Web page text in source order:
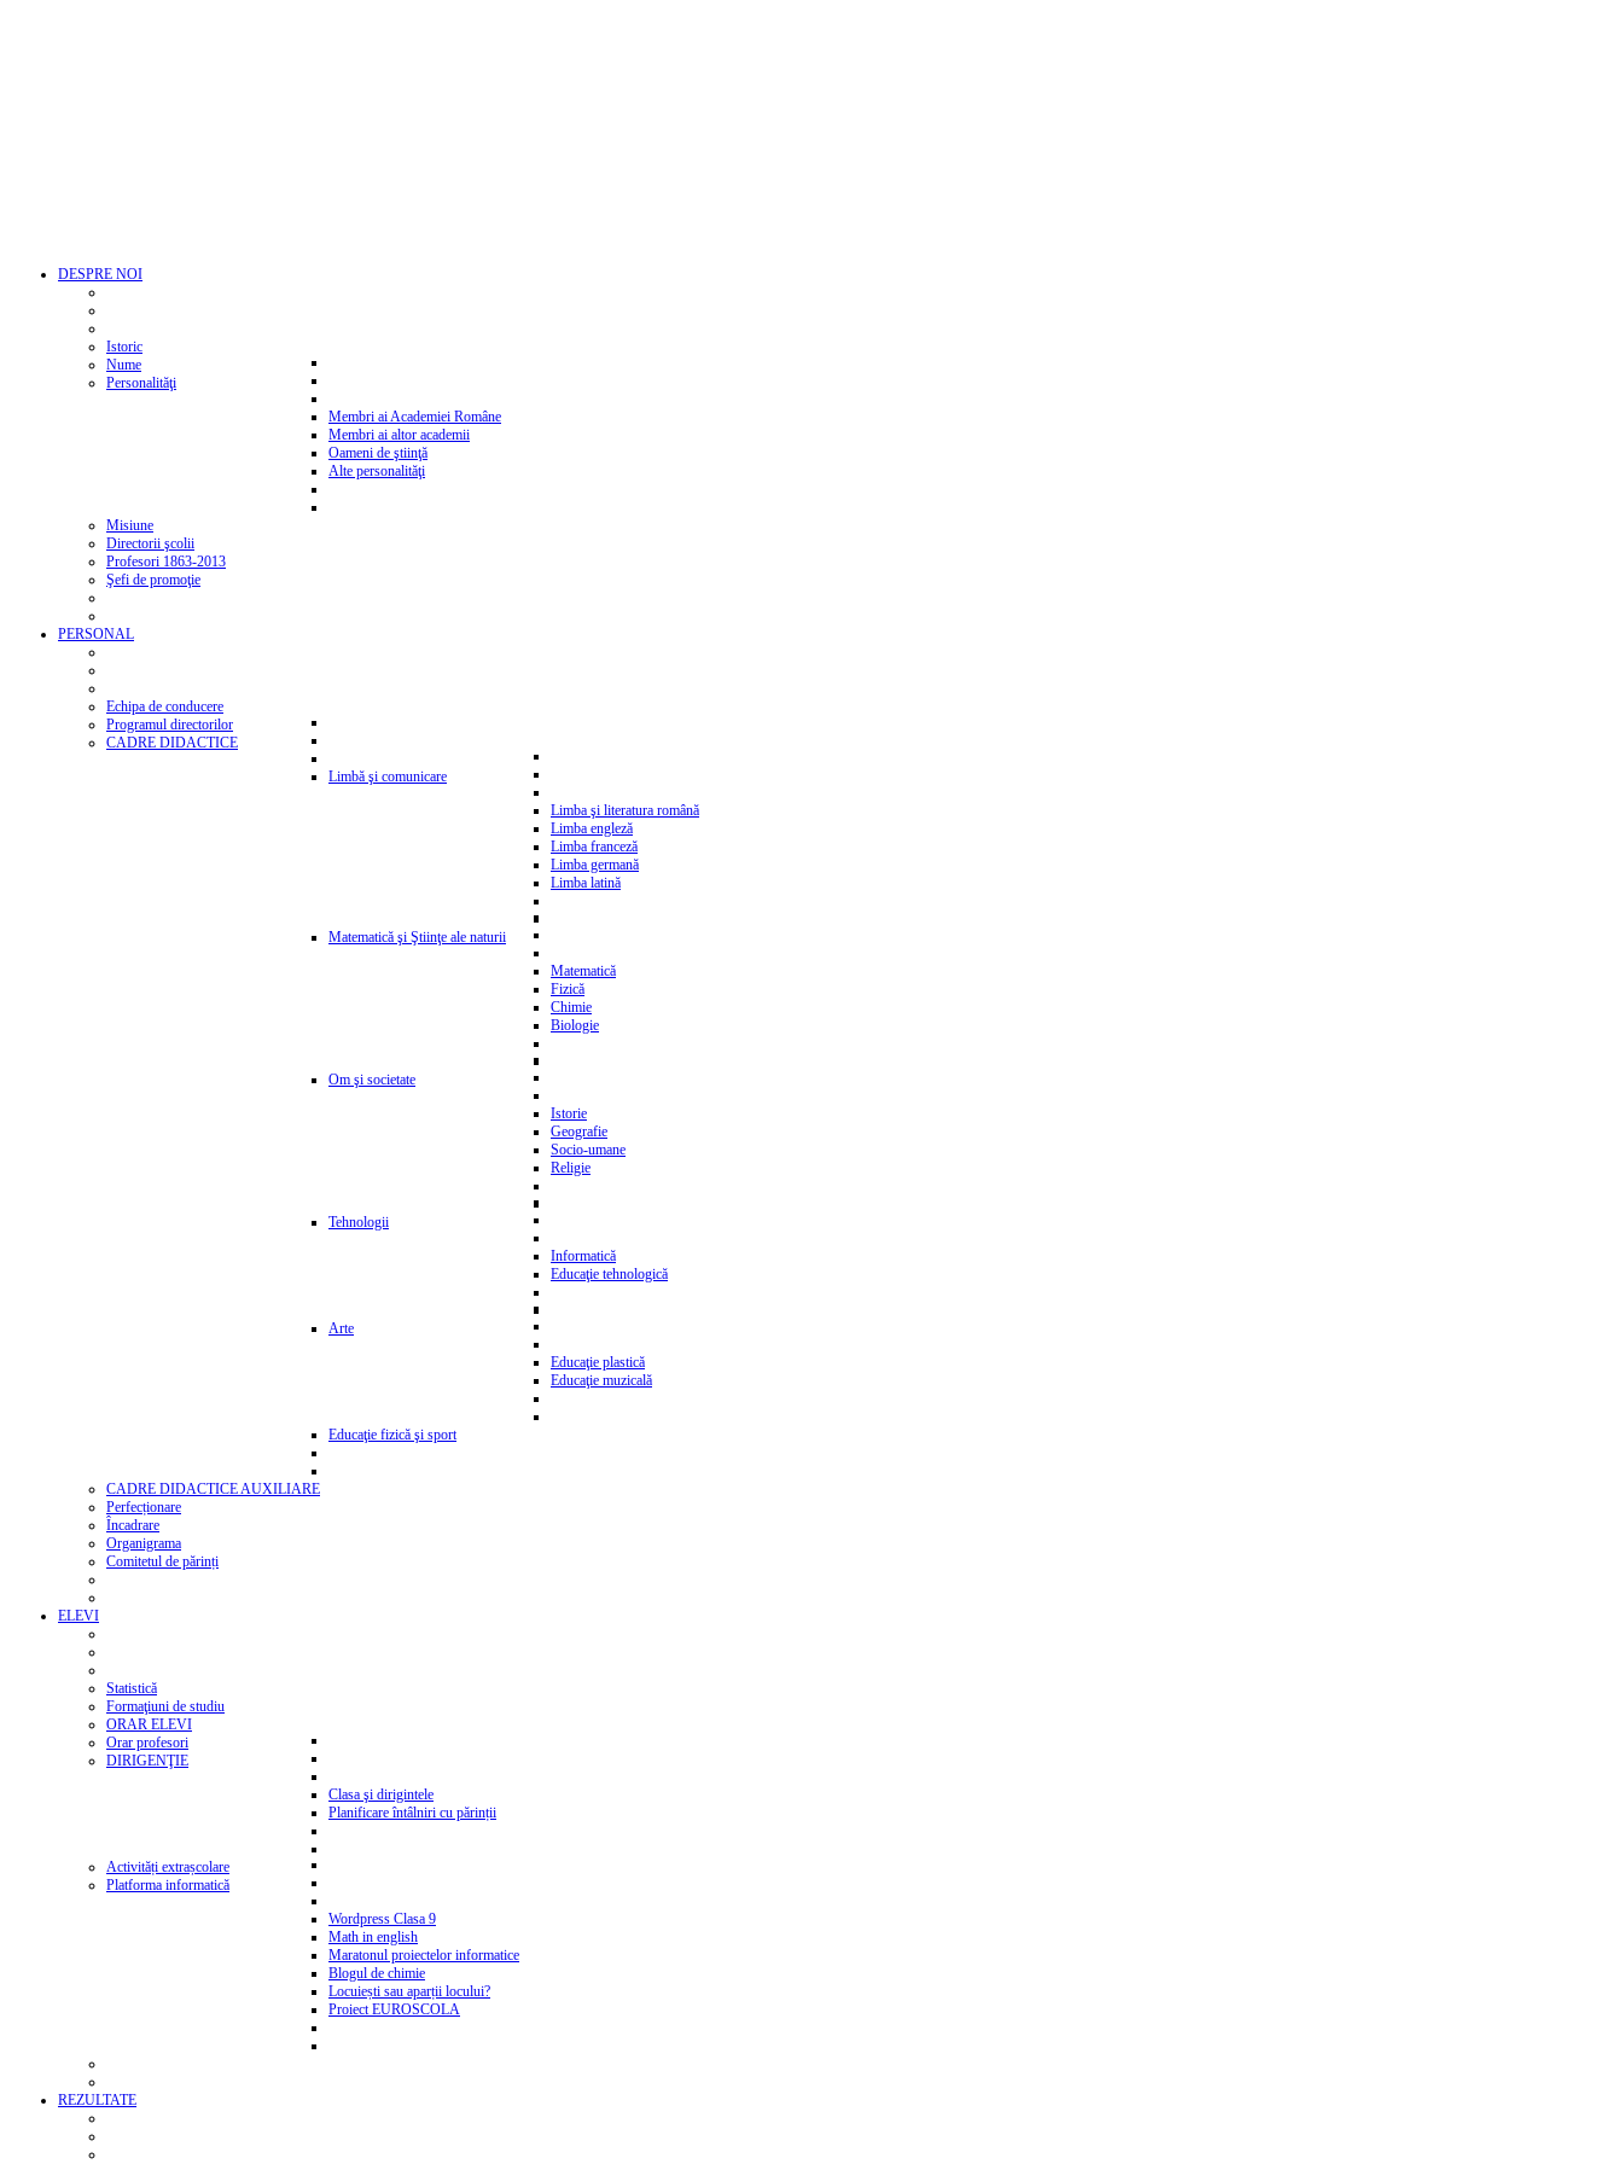
DESPRE NOI
Istoric
Nume
Personalităţi
Membri ai Academiei Române
Membri ai altor academii
Oameni de ştiinţă
Alte personalităţi
Misiune
Directorii şcolii
Profesori 1863-2013
Şefi de promoţie
PERSONAL
Echipa de conducere
Programul directorilor
CADRE DIDACTICE
Limbă şi comunicare
Limba şi literatura română
Limba engleză
Limba franceză
Limba germană
Limba latină
Matematică şi Ştiinţe ale naturii
Matematică
Fizică
Chimie
Biologie
Om şi societate
Istorie
Geografie
Socio-umane
Religie
Tehnologii
Informatică
Educaţie tehnologică
Arte
Educaţie plastică
Educaţie muzicală
Educaţie fizică şi sport
CADRE DIDACTICE AUXILIARE
Perfecționare
Încadrare
Organigrama
Comitetul de părinți
ELEVI
Statistică
Formaţiuni de studiu
ORAR ELEVI
Orar profesori
DIRIGENŢIE
Clasa şi dirigintele
Planificare întâlniri cu părinții
Activități extrașcolare
Platforma informatică
Wordpress Clasa 9
Math in english
Maratonul proiectelor informatice
Blogul de chimie
Locuiești sau aparții locului?
Proiect EUROSCOLA
REZULTATE